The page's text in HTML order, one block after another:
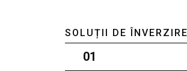
SOLUȚII DE ÎNVERZIRE
01